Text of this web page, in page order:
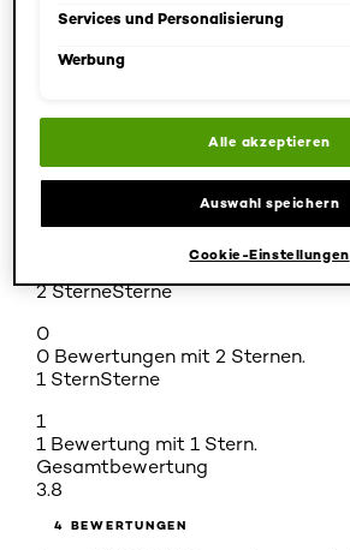
5 SterneSterne
4 SterneSterne
1 Bewertung mit 4 Sternen.
0 Bewertungen mit 3 Sternen.
2 SterneSterne
0
0 Bewertungen mit 2 Sternen.
1 SternSterne
1
1 Bewertung mit 1 Stern.
Gesamtbewertung
3.8
4 BEWERTUNGEN
Services und Personalisierung
Werbung
Alle akzeptieren
Auswahl speichern
Cookie-Einstellungen